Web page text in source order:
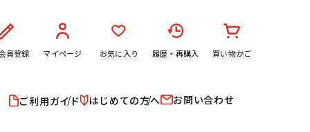
員登録 マイページ お気に入り 履歴・再購入 買い物かご
ご利用ガイド はじめての方へ お問い合わせ